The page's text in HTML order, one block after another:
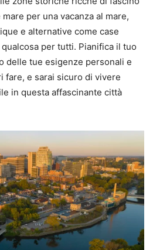
per una vacanza al mare,
e alternative come case
qualcosa per tutti. Pianifica il tuo
delle tue esigenze personali e
fare, e sarai sicuro di vivere
in questa affascinante città